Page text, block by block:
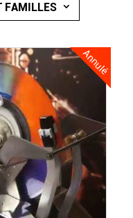
FAMILLES
Annulé